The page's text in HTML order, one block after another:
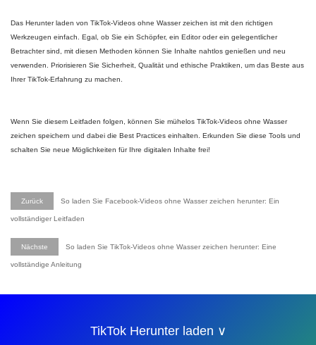
Das Herunter laden von TikTok-Videos ohne Wasser zeichen ist mit den richtigen
Werkzeugen einfach. Egal, ob Sie ein Schöpfer, ein Editor oder ein gelegentlicher
Betrachter sind, mit diesen Methoden können Sie Inhalte nahtlos genießen und neu
verwenden. Priorisieren Sie Sicherheit, Qualität und ethische Praktiken, um das Beste aus
Ihrer TikTok-Erfahrung zu machen.
Wenn Sie diesem Leitfaden folgen, können Sie mühelos TikTok-Videos ohne Wasser
zeichen speichern und dabei die Best Practices einhalten. Erkunden Sie diese Tools und
schalten Sie neue Möglichkeiten für Ihre digitalen Inhalte frei!
Zurück So laden Sie Facebook-Videos ohne Wasser zeichen herunter: Ein
vollständiger Leitfaden
Nächste So laden Sie TikTok-Videos ohne Wasser zeichen herunter: Eine
vollständige Anleitung
TikTok Herunter laden ∨